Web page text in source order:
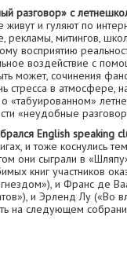
разговор» с
и гуляют по
рекламы, митингов,
восприятию
воздействие с
может, сочинения
стресса в атмосфере,
«табуированном»
«неудобные
English speaking
и тоже коснулись
они сыграли в
книг участников
и Франс де
и Эрленд Лу («Во
на следующем